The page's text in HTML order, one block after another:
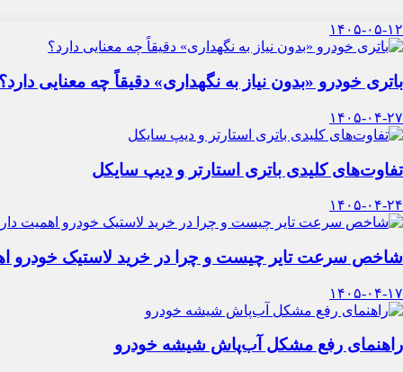
۱۴۰۵-۰۵-۱۲
باتری خودرو «بدون نیاز به نگهداری» دقیقاً چه معنایی دارد؟
۱۴۰۵-۰۴-۲۷
تفاوت‌های کلیدی باتری استارتر و دیپ سایکل
۱۴۰۵-۰۴-۲۴
شاخص سرعت تایر چیست و چرا در خرید لاستیک خودرو
۱۴۰۵-۰۴-۱۷
راهنمای رفع مشکل آب‌پاش شیشه خودرو